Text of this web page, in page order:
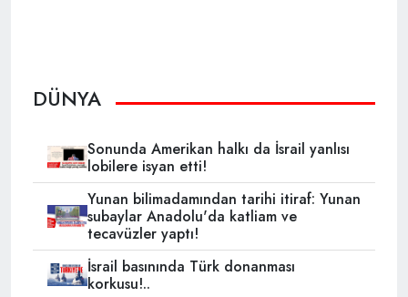
DÜNYA
Sonunda Amerikan halkı da İsrail yanlısı
lobilere isyan etti!
Yunan bilimadamından tarihi itiraf: Yunan
subaylar Anadolu'da katliam ve
tecavüzler yaptı!
İsrail basınında Türk donanması
korkusu!..